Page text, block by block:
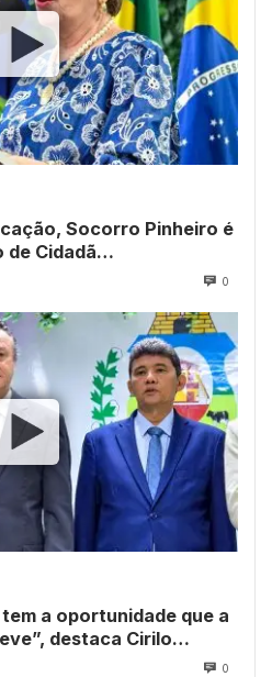
Socorro Pinheiro é
Cidadã
0
a oportunidade que a
destaca Cirilo
Solene
0